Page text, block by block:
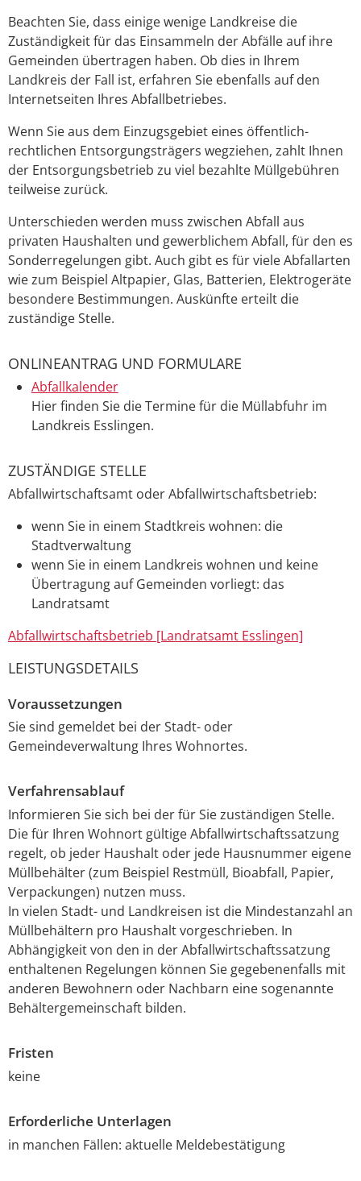
Beachten Sie, dass einige wenige Landkreise die
Zuständigkeit für das Einsammeln der Abfälle auf ihre
Gemeinden übertragen haben. Ob dies in Ihrem
Landkreis der Fall ist, erfahren Sie ebenfalls auf den
Internetseiten Ihres Abfallbetriebes.
Wenn Sie aus dem Einzugsgebiet eines öffentlich-
rechtlichen Entsorgungsträgers wegziehen, zahlt Ihnen
der Entsorgungsbetrieb zu viel bezahlte Müllgebühren
teilweise zurück.
Unterschieden werden muss zwischen Abfall aus
privaten Haushalten und gewerblichem Abfall, für den es
Sonderregelungen gibt. Auch gibt es für viele Abfallarten
wie zum Beispiel Altpapier, Glas, Batterien, Elektrogeräte
besondere Bestimmungen. Auskünfte erteilt die
zuständige Stelle.
ONLINEANTRAG UND FORMULARE
Abfallkalender
Hier finden Sie die Termine für die Müllabfuhr im
Landkreis Esslingen.
ZUSTÄNDIGE STELLE
Abfallwirtschaftsamt oder Abfallwirtschaftsbetrieb:
wenn Sie in einem Stadtkreis wohnen: die
Stadtverwaltung
wenn Sie in einem Landkreis wohnen und keine
Übertragung auf Gemeinden vorliegt: das
Landratsamt
Abfallwirtschaftsbetrieb [Landratsamt Esslingen]
LEISTUNGSDETAILS
Voraussetzungen
Sie sind gemeldet bei der Stadt- oder
Gemeindeverwaltung Ihres Wohnortes.
Verfahrensablauf
Informieren Sie sich bei der für Sie zuständigen Stelle.
Die für Ihren Wohnort gültige Abfallwirtschaftssatzung
regelt, ob jeder Haushalt oder jede Hausnummer eigene
Müllbehälter(zum Beispiel Restmüll, Bioabfall, Papier,
Verpackungen) nutzen muss.
In vielen Stadt- und Landkreisen ist die Mindestanzahl an
Müllbehältern pro Haushalt vorgeschrieben. In
Abhängigkeit von den in der Abfallwirtschaftssatzung
enthaltenen Regelungen können Sie gegebenenfalls mit
anderen Bewohnern oder Nachbarn eine sogenannte
Behältergemeinschaft bilden.
Fristen
keine
Erforderliche Unterlagen
in manchen Fällen: aktuelle Meldebestätigung